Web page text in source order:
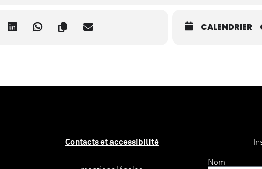
CALENDRIER
Contacts et accessibilité
Nom